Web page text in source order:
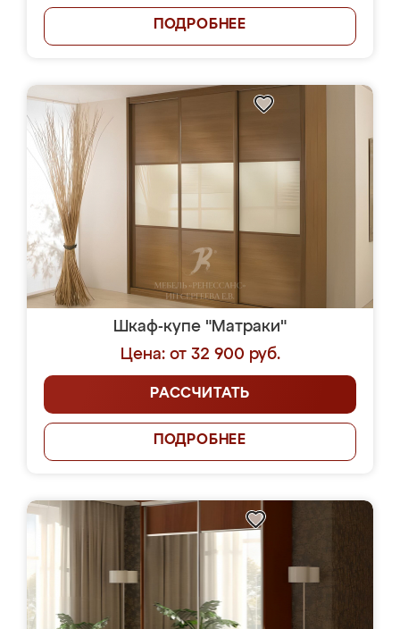
ПОДРОБНЕЕ
Шкаф-купе "Матраки"
Цена: от 32 900 руб.
РАССЧИТАТЬ
ПОДРОБНЕЕ